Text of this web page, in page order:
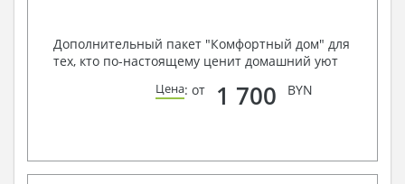
Дополнительный пакет "Комфортный дом" для
тех, кто по-настоящему ценит домашний уют
Цена: от 1 700 BYN